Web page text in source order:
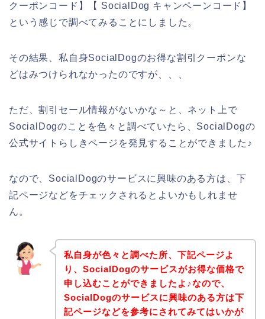
クーポンコード】【 SocialDog キャンペーンコード】
という感じで調べてみることにしました。
その結果、私自身SocialDogのお得な割引クーポンな
どはみつけられなかったのですが、、、
ただ、割引セール情報がないかな～と、ネット上で
SocialDogのことを色々と調べていたら、SocialDogの
公式サイトらしきページを発見することができました♪
なので、SocialDogのサービスに興味のある方は、下
記ページなどをチェックされるとよいかもしれませ
ん。
私自身が色々と調べた所、下記ページよ
り、SocialDogのサービスがお得な価格で
申し込むことができましたよ♪なので、
SocialDogのサービスに興味のある方は下
記ページなどを参考にされてみてはいかが